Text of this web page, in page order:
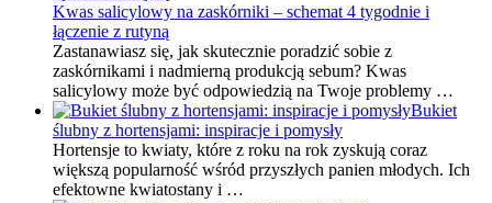
Kwas salicylowy na zaskórniki – schemat 4 tygodnie i
łączenie z rutyną
Zastanawiasz się, jak skutecznie poradzić sobie z
zaskórnikami i nadmierną produkcją sebum? Kwas
salicylowy może być odpowiedzią na Twoje problemy …
Bukiet
ślubny z hortensjami: inspiracje i pomysły
Hortensje to kwiaty, które z roku na rok zyskują coraz
większą popularność wśród przyszłych panien młodych. Ich
efektowne kwiatostany i …